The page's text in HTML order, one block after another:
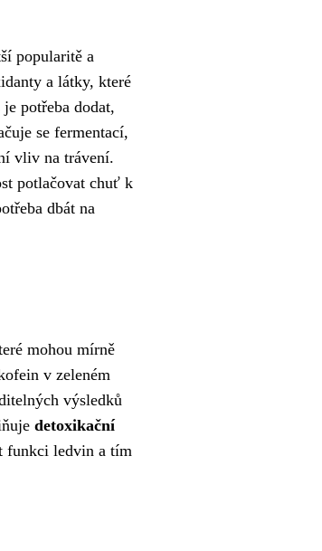
popularitě a
a látky, které
potřeba dodat,
se fermentací,
vliv na trávení.
potlačovat chuť k
dbát na
mohou mírně
v zeleném
výsledků
detoxikační
funkci ledvin a tím